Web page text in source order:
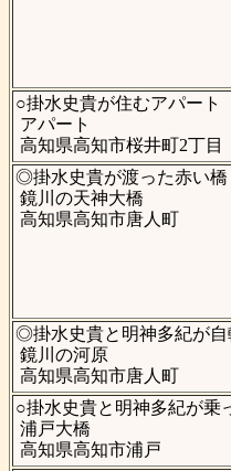
○掛水史貴が住むアパート
アパート
高知県高知市桜井町2丁目
◎掛水史貴が渡った赤い橋
鏡川の天神大橋
高知県高知市唐人町
◎掛水史貴と明神多紀が自
鏡川の河原
高知県高知市唐人町
○掛水史貴と明神多紀が乗
浦戸大橋
高知県高知市浦戸